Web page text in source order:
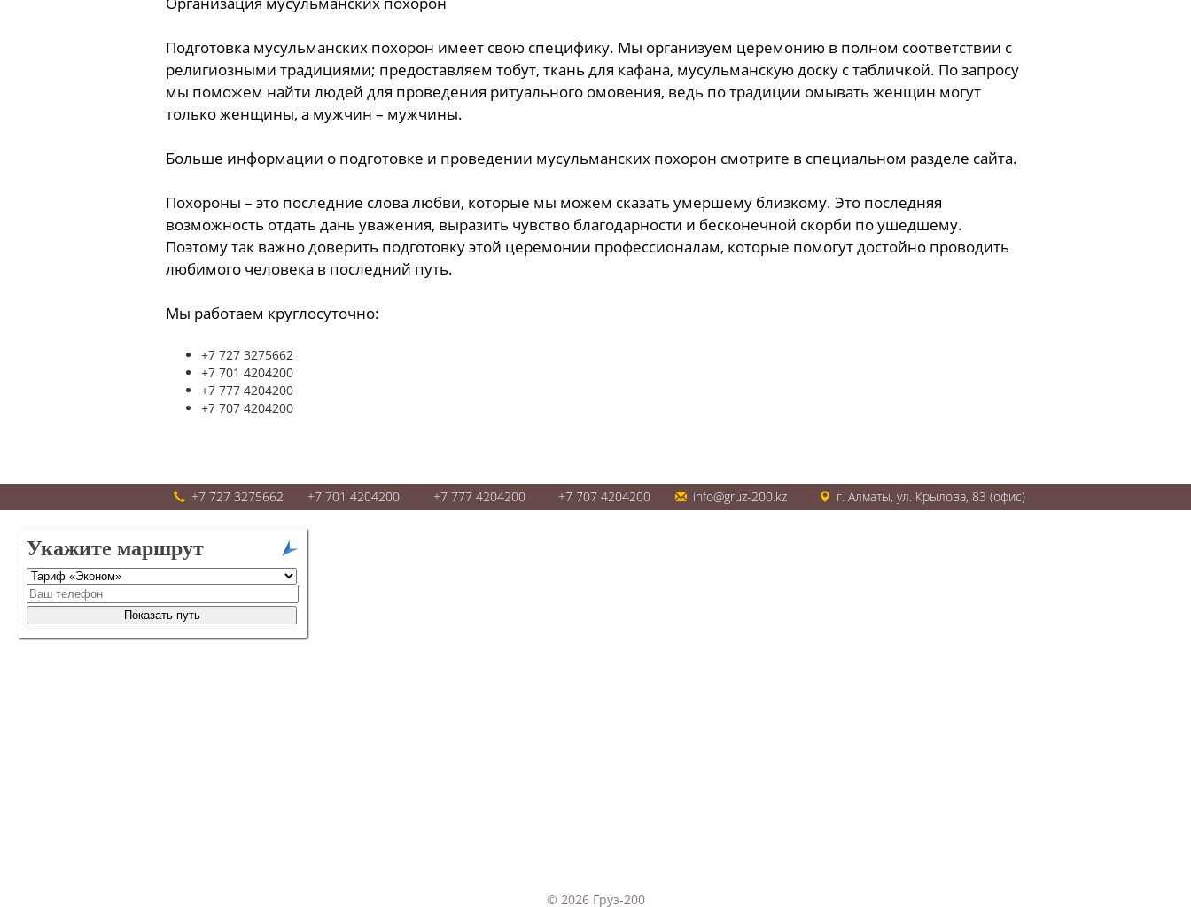
Подготовка мусульманских похорон имеет свою специфику. Мы организуем церемонию в полном соответствии с
религиозными традициями; предоставляем тобут, ткань для кафана, мусульманскую доску с табличкой. По запросу
мы поможем найти людей для проведения ритуального омовения, ведь по традиции омывать женщин могут
только женщины, а мужчин – мужчины.
Больше информации о подготовке и проведении мусульманских похорон смотрите в специальном разделе сайта.
Похороны – это последние слова любви, которые мы можем сказать умершему близкому. Это последняя
возможность отдать дань уважения, выразить чувство благодарности и бесконечной скорби по ушедшему.
Поэтому так важно доверить подготовку этой церемонии профессионалам, которые помогут достойно проводить
любимого человека в последний путь.
Мы работаем круглосуточно:
+7 727 3275662
+7 701 4204200
+7 777 4204200
+7 707 4204200
+7 727 3275662 +7 701 4204200 +7 777 4204200 +7 707 4204200 info@gruz-200.kz г. Алматы, ул. Крылова, 83 (офис)
© 2026 Груз-200